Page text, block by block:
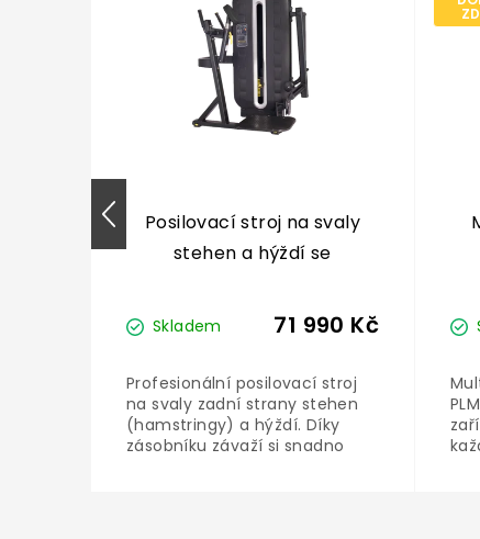
Posilovací stroj na svaly
stehen a hýždí se
PLM-644
Skladem 71 990 Kč
Profesionální posilovací stroj
na svaly zadní strany stehen
(hamstringy) a hýždí. Díky
zásobníku závaží si snadno